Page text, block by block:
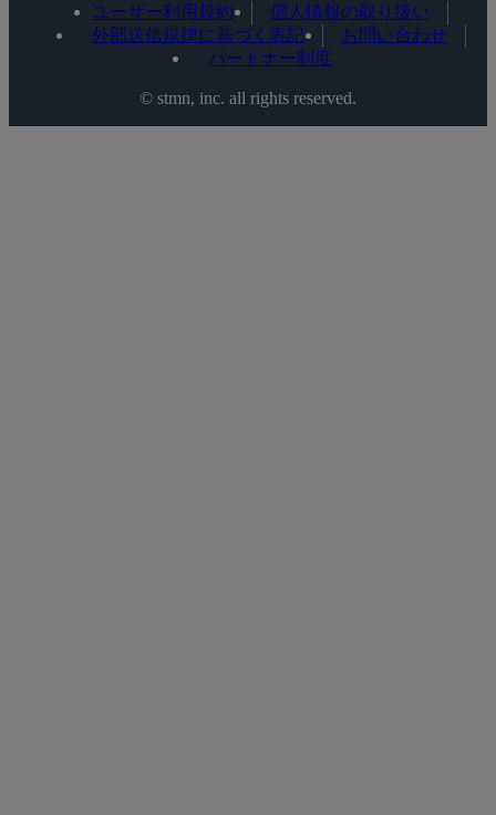
ユーザー利用規約
個人情報の取り扱い
外部送信規律に基づく表記
お問い合わせ
パートナー制度
©️ stmn, inc. all rights reserved.